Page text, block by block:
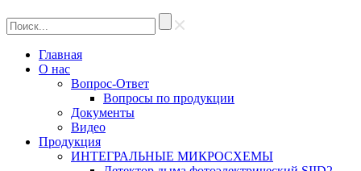
Главная
О нас
Вопрос-Ответ
Вопросы по продукции
Документы
Видео
Продукция
ИНТЕГРАЛЬНЫЕ МИКРОСХЕМЫ